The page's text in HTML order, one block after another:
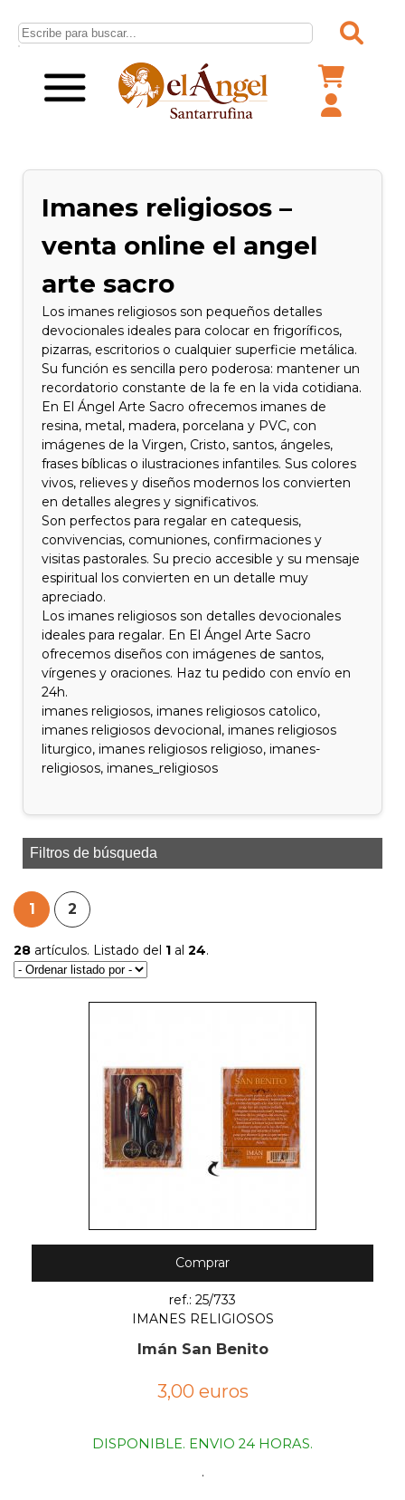
Imanes religiosos –
venta online el angel
arte sacro
Los imanes religiosos son pequeños detalles
devocionales ideales para colocar en frigoríficos,
pizarras, escritorios o cualquier superficie metálica.
Su función es sencilla pero poderosa: mantener un
recordatorio constante de la fe en la vida cotidiana.
En El Ángel Arte Sacro ofrecemos imanes de
resina, metal, madera, porcelana y PVC, con
imágenes de la Virgen, Cristo, santos, ángeles,
frases bíblicas o ilustraciones infantiles. Sus colores
vivos, relieves y diseños modernos los convierten
en detalles alegres y significativos.
Son perfectos para regalar en catequesis,
convivencias, comuniones, confirmaciones y
visitas pastorales. Su precio accesible y su mensaje
espiritual los convierten en un detalle muy
apreciado.
Los imanes religiosos son detalles devocionales
ideales para regalar. En El Ángel Arte Sacro
ofrecemos diseños con imágenes de santos,
vírgenes y oraciones. Haz tu pedido con envío en
24h.
imanes religiosos, imanes religiosos catolico,
imanes religiosos devocional, imanes religiosos
liturgico, imanes religiosos religioso, imanes-
religiosos, imanes_religiosos
Filtros de búsqueda
1 2
28 artículos. Listado del 1 al 24.
Comprar
ref.: 25/733
IMANES RELIGIOSOS
Imán San Benito
3,00 euros
DISPONIBLE. ENVIO 24 HORAS.
.